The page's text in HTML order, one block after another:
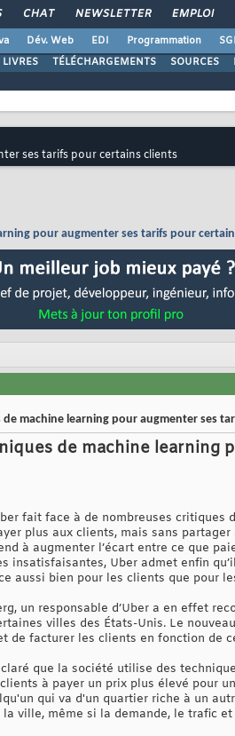
CHAT NEWSLETTER EMPLOI
Dév. Web EDI Programmation
LIVRES TÉLÉCHARGEMENTS SOURCES
ses tarifs pour certains clients
pour augmenter ses tarifs pour
machine learning pour augmenter ses
de machine learning
fait face à de nombreuses critiques
plus aux clients, mais sans
à augmenter l’écart entre ce que
insatisfaisantes, Uber admet enfin
aussi bien pour les clients que pour
un responsable d’Uber a en effet
villes des États-Unis. Le
de facturer les clients en fonction de
que la société utilise des
à payer un prix plus élevé pour
qui va d'un quartier riche à un
ville, même si la demande, le trafic